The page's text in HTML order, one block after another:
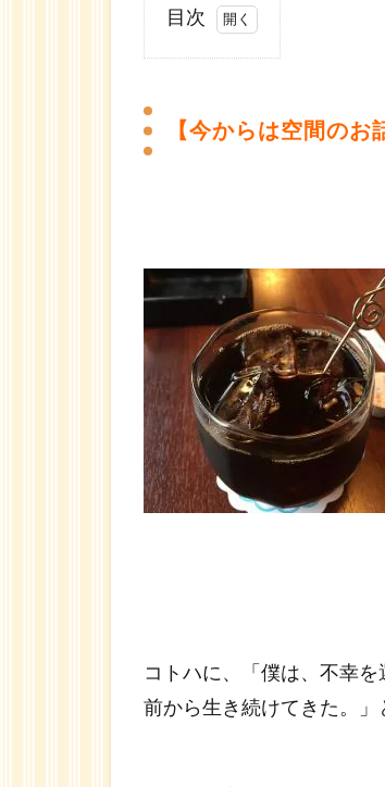
目次
1
から
は空
【今からは空間のお
コトハに、「僕は、不幸
前から生き続けてきた。」